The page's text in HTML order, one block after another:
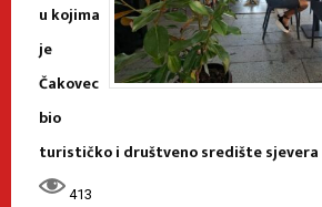
u kojima
je
Čakovec
bio
turističko i društveno središte
413